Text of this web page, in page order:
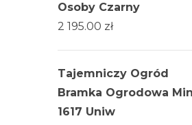
Osoby Czarny
2 195.00 zł
Tajemniczy Ogród
Bramka Ogrodowa
1617 Uniw